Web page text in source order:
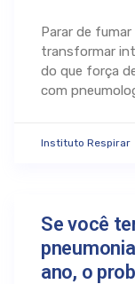
Parar de
transformar
do que força
com
Instituto Respirar
Se você
ano, o